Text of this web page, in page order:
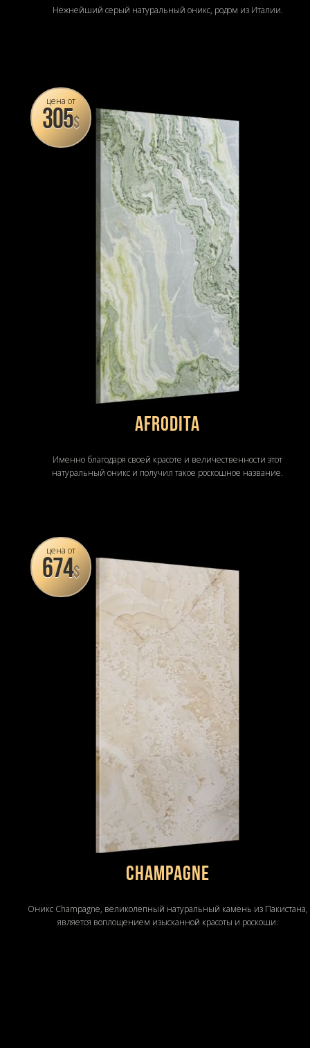
Нежнейший серый натуральный оникс, родом из Италии.
цена от
305$
Afrodita
Именно благодаря своей красоте и величественности этот
натуральный оникс и получил такое роскошное название.
цена от
674$
Champagne
Оникс Champagne, великолепный натуральный камень из Пакистана,
является воплощением изысканной красоты и роскоши.